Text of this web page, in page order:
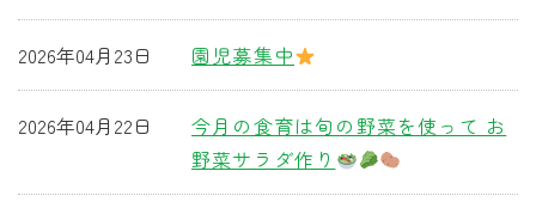
園児募集中
2026年04月23日
今月の食育は旬の野菜を使って お
野菜サラダ作り
2026年04月22日